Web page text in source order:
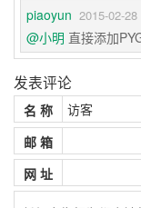
piaoyun 2015-02-
@小明 直接添加
发表评论
名 称
邮 箱
网 址